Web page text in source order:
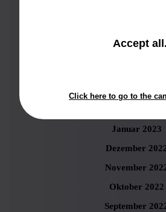
Mai 2023
März 2023
Januar 2023
Dezember
November
Oktober 2022
September
Accept all.
Click here to go to the